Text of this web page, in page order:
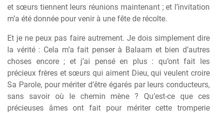
et sœurs tiennent leurs réunions maintenant ; et l’invitation
m’a été donnée pour venir à une fête de récolte.
Et je ne peux pas faire autrement. Je dois simplement dire
la vérité : Cela m’a fait penser à Balaam et bien d’autres
choses encore ; et j’ai pensé en plus : qu’ont fait les
précieux frères et sœurs qui aiment Dieu, qui veulent croire
Sa Parole, pour mériter d’être égarés par leurs conducteurs,
sans savoir où le chemin mène ? Qu’est-ce que ces
précieuses âmes ont fait pour mériter cette tromperie